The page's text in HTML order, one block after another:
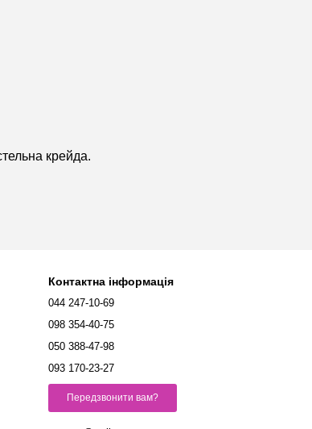
крейда.
Контактна інформація
044 247-10-69
098 354-40-75
050 388-47-98
093 170-23-27
Передзвонити вам?